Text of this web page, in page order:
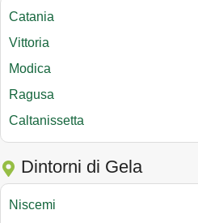
Catania
Vittoria
Modica
Ragusa
Caltanissetta
Dintorni di Gela
Niscemi